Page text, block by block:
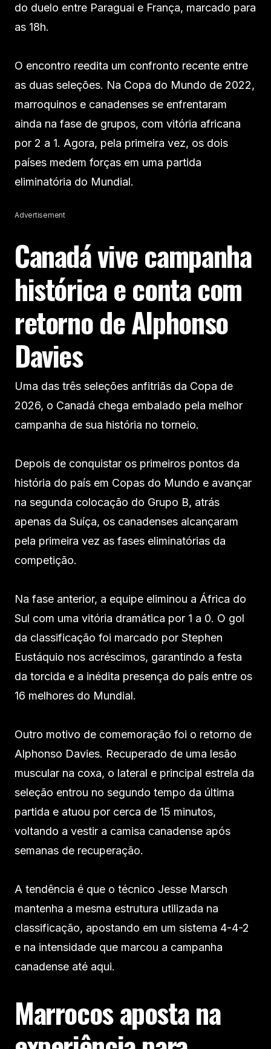
do duelo entre Paraguai e França, marcado para
as 18h.
O encontro reedita um confronto recente entre
as duas seleções. Na Copa do Mundo de 2022,
marroquinos e canadenses se enfrentaram
ainda na fase de grupos, com vitória africana
por 2 a 1. Agora, pela primeira vez, os dois
países medem forças em uma partida
eliminatória do Mundial.
Advertisement
Canadá vive campanha
histórica e conta com
retorno de Alphonso
Davies
Uma das três seleções anfitriãs da Copa de
2026, o Canadá chega embalado pela melhor
campanha de sua história no torneio.
Depois de conquistar os primeiros pontos da
história do país em Copas do Mundo e avançar
na segunda colocação do Grupo B, atrás
apenas da Suíça, os canadenses alcançaram
pela primeira vez as fases eliminatórias da
competição.
Na fase anterior, a equipe eliminou a África do
Sul com uma vitória dramática por 1 a 0. O gol
da classificação foi marcado por Stephen
Eustáquio nos acréscimos, garantindo a festa
da torcida e a inédita presença do país entre os
16 melhores do Mundial.
Outro motivo de comemoração foi o retorno de
Alphonso Davies. Recuperado de uma lesão
muscular na coxa, o lateral e principal estrela da
seleção entrou no segundo tempo da última
partida e atuou por cerca de 15 minutos,
voltando a vestir a camisa canadense após
semanas de recuperação.
A tendência é que o técnico Jesse Marsch
mantenha a mesma estrutura utilizada na
classificação, apostando em um sistema 4-4-2
e na intensidade que marcou a campanha
canadense até aqui.
Marrocos aposta na